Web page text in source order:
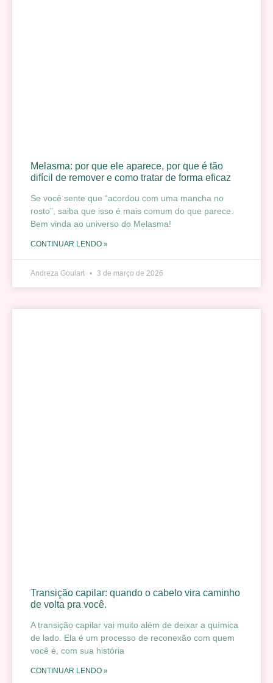
Melasma: por que ele aparece, por que é tão
difícil de remover e como tratar de forma eficaz
Se você sente que “acordou com uma mancha no
rosto”, saiba que isso é mais comum do que parece.
Bem vinda ao universo do Melasma!
CONTINUAR LENDO »
Andreza Goulart 3 de março de 2026
Transição capilar: quando o cabelo vira caminho
de volta pra você.
A transição capilar vai muito além de deixar a química
de lado. Ela é um processo de reconexão com quem
você é, com sua história
CONTINUAR LENDO »